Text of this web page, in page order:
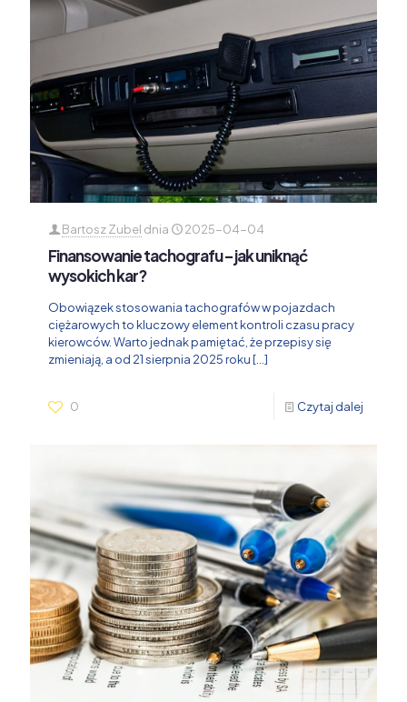
Bartosz Zubel dnia 2025-04-04
Finansowanie tachografu – jak uniknąć
wysokich kar?
Obowiązek stosowania tachografów w pojazdach
ciężarowych to kluczowy element kontroli czasu pracy
kierowców. Warto jednak pamiętać, że przepisy się
zmieniają, a od 21 sierpnia 2025 roku[…]
0 Czytaj dalej